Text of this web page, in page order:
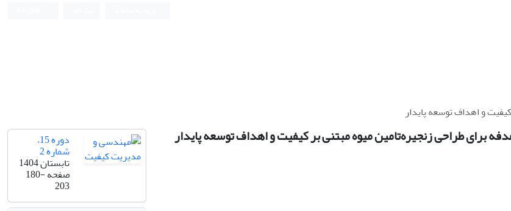
و اهداف توسعه پایدار
برای طراحی زنجیره‌تامین میوه مبتنی بر کیفیت و اهداف توسعه پایدار دوره 15،
شماره 2
تابستان 1404
صفحه180-
203